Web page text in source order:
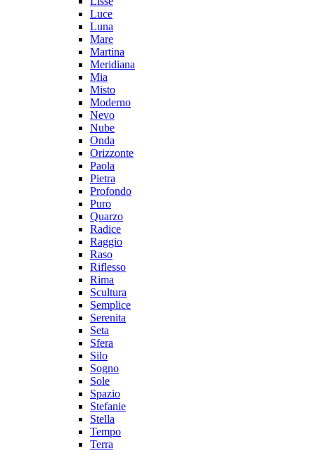
Luce
Luna
Mare
Martina
Meridiana
Mia
Misto
Moderno
Nevo
Nube
Onda
Orizzonte
Paola
Pietra
Profondo
Puro
Quarzo
Radice
Raggio
Raso
Riflesso
Rima
Scultura
Semplice
Serenita
Seta
Sfera
Silo
Sogno
Sole
Spazio
Stefanie
Stella
Tempo
Terra